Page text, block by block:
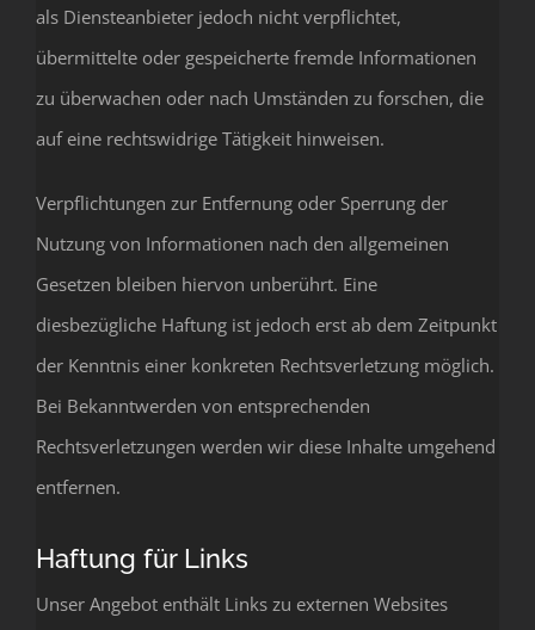
als Diensteanbieter jedoch nicht verpflichtet,
übermittelte oder gespeicherte fremde Informationen
zu überwachen oder nach Umständen zu forschen, die
auf eine rechtswidrige Tätigkeit hinweisen.
Verpflichtungen zur Entfernung oder Sperrung der
Nutzung von Informationen nach den allgemeinen
Gesetzen bleiben hiervon unberührt. Eine
diesbezügliche Haftung ist jedoch erst ab dem Zeitpunkt
der Kenntnis einer konkreten Rechtsverletzung möglich.
Bei Bekanntwerden von entsprechenden
Rechtsverletzungen werden wir diese Inhalte umgehend
entfernen.
Haftung für Links
Unser Angebot enthält Links zu externen Websites